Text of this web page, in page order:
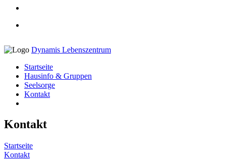
Dynamis Lebenszentrum
Startseite
Hausinfo & Gruppen
Seelsorge
Kontakt
Kontakt
Startseite
Kontakt